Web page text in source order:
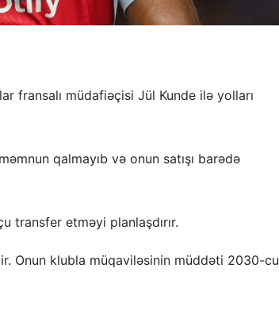
fransalı müdafiəçisi Jül Kunde ilə yolları
qalmayıb və onun satışı barədə
transfer etməyi planlaşdırır.
Onun klubla müqaviləsinin müddəti 2030-cu